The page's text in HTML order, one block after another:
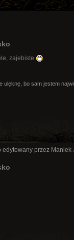
zajebiste
ulęknę, bo sam jestem
edytowany przez